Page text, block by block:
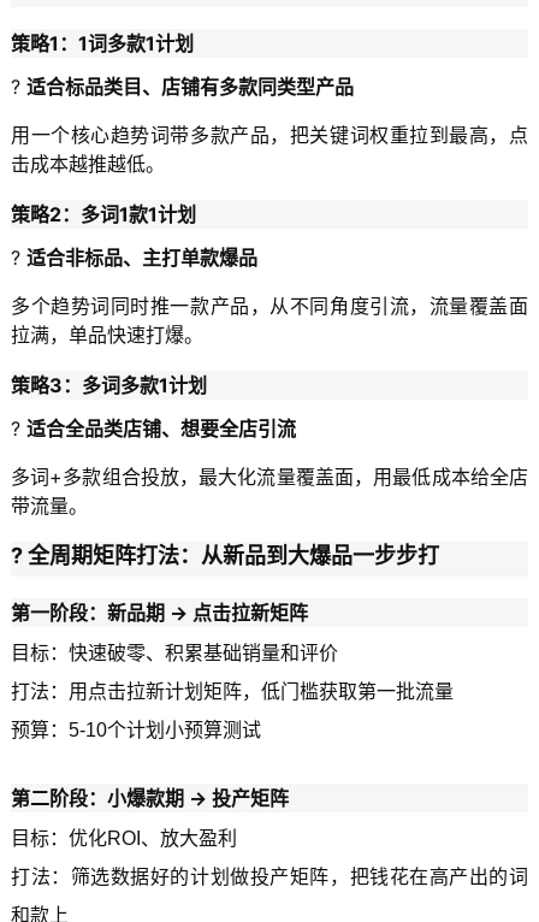
策略1：1词多款1计划
? 适合标品类目、店铺有多款同类型产品
用一个核心趋势词带多款产品，把关键词权重拉到最高，点
击成本越推越低。
策略2：多词1款1计划
? 适合非标品、主打单款爆品
多个趋势词同时推一款产品，从不同角度引流，流量覆盖面
拉满，单品快速打爆。
策略3：多词多款1计划
? 适合全品类店铺、想要全店引流
多词+多款组合投放，最大化流量覆盖面，用最低成本给全店
带流量。
? 全周期矩阵打法：从新品到大爆品一步步打
第一阶段：新品期 → 点击拉新矩阵
目标：快速破零、积累基础销量和评价
打法：用点击拉新计划矩阵，低门槛获取第一批流量
预算：5-10个计划小预算测试
第二阶段：小爆款期 → 投产矩阵
目标：优化ROI、放大盈利
打法：筛选数据好的计划做投产矩阵，把钱花在高产出的词
和款上